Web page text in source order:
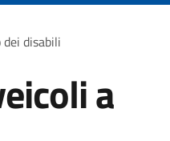
disabili
a